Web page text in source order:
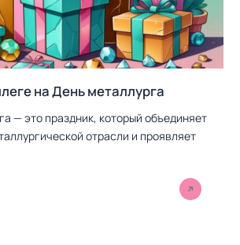
на День металлурга
— это праздник, который объединяет
отрасли и проявляет